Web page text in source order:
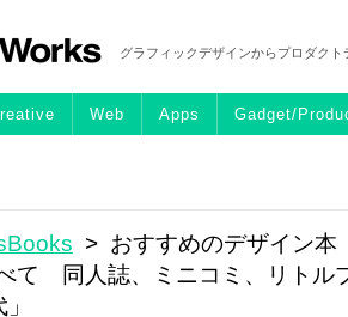
グラフィックデザインからプロダク
Web Apps Gadget/
> おすすめのデザイン本
て 同人誌、ミニコミ、リト